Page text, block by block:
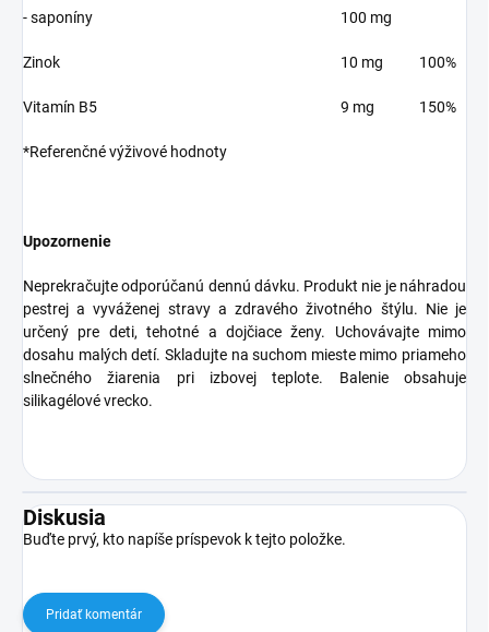
- saponíny 100 mg
Zinok 10 mg 100%
Vitamín B5 9 mg 150%
*Referenčné výživové hodnoty
Upozornenie
Neprekračujte odporúčanú dennú dávku. Produkt nie je náhradou
pestrej a vyváženej stravy a zdravého životného štýlu. Nie je
určený pre deti, tehotné a dojčiace ženy. Uchovávajte mimo
dosahu malých detí. Skladujte na suchom mieste mimo priameho
slnečného žiarenia pri izbovej teplote. Balenie obsahuje
silikagélové vrecko.
Diskusia
Buďte prvý, kto napíše príspevok k tejto položke.
Pridať komentár